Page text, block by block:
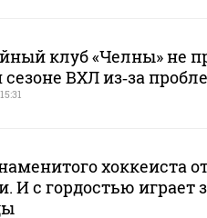
клуб «Челны» не
ВХЛ из‑за
хоккеиста
И с гордостью играет